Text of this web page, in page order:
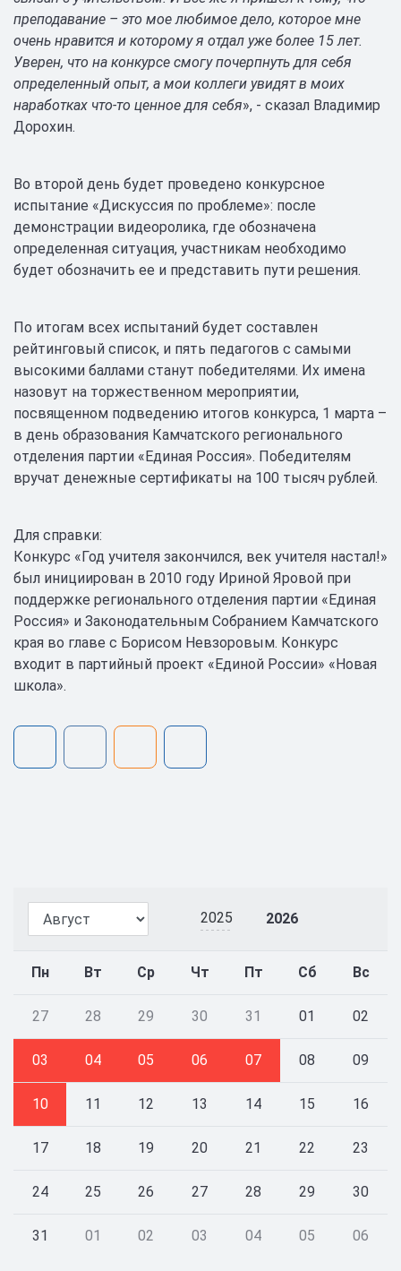
2025 2026
Пн Вт Ср Чт Пт Сб Вс
27 28 29 30 31 01 02
03 04 05 06 07 08 09
10 11 12 13 14 15 16
17 18 19 20 21 22 23
24 25 26 27 28 29 30
31 01 02 03 04 05 06
преподавание – это мое любимое дело, которое мне
очень нравится и которому я отдал уже более 15 лет.
Уверен, что на конкурсе смогу почерпнуть для себя
определенный опыт, а мои коллеги увидят в моих
наработках что-то ценное для себя», - сказал Владимир
Дорохин.
Во второй день будет проведено конкурсное
испытание «Дискуссия по проблеме»: после
демонстрации видеоролика, где обозначена
определенная ситуация, участникам необходимо
будет обозначить ее и представить пути решения.
По итогам всех испытаний будет составлен
рейтинговый список, и пять педагогов с самыми
высокими баллами станут победителями. Их имена
назовут на торжественном мероприятии,
посвященном подведению итогов конкурса, 1 марта –
в день образования Камчатского регионального
отделения партии «Единая Россия». Победителям
вручат денежные сертификаты на 100 тысяч рублей.
Для справки:
Конкурс «Год учителя закончился, век учителя настал!»
был инициирован в 2010 году Ириной Яровой при
поддержке регионального отделения партии «Единая
Россия» и Законодательным Собранием Камчатского
края во главе с Борисом Невзоровым. Конкурс
входит в партийный проект «Единой России» «Новая
школа».